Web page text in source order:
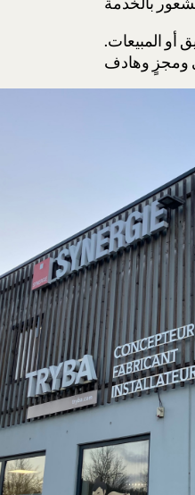
أو المبيعات.